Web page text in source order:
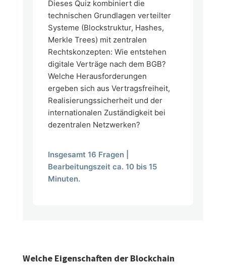
Dieses Quiz kombiniert die
technischen Grundlagen verteilter
Systeme (Blockstruktur, Hashes,
Merkle Trees) mit zentralen
Rechtskonzepten: Wie entstehen
digitale Verträge nach dem BGB?
Welche Herausforderungen
ergeben sich aus Vertragsfreiheit,
Realisierungssicherheit und der
internationalen Zuständigkeit bei
dezentralen Netzwerken?
Insgesamt 16 Fragen |
Bearbeitungszeit ca. 10 bis 15
Minuten.
Welche Eigenschaften der Blockchain